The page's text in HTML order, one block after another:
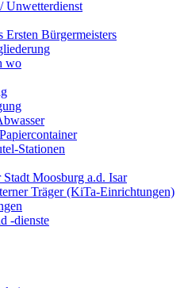
Unwetterdienst
Ersten Bürgermeisters
wo
Stationen
Stadt Moosburg a.d. Isar
Träger (KiTa-Einrichtungen)
-dienste